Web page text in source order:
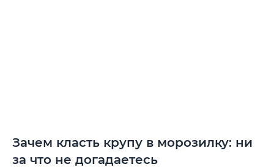
Зачем класть крупу в морозилку: ни
за что не догадаетесь